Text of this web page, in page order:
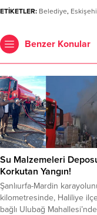
ETİKETLER: Belediye,
Benzer Konular
Su Malzemeleri
Korkutan Yangın!
Şanlıurfa-Mardin
kilometresinde, Haliliye
bağlı Ulubağ